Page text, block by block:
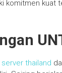
komitmen
server thailand